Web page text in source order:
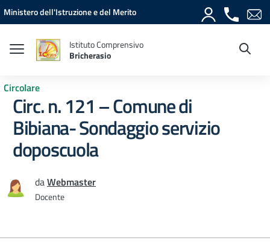
Vai ai contenuti
Vai al menu di navigazione
Vai al footer
Ministero dell'Istruzione e del Merito
Istituto Comprensivo
Bricherasio
Circolare
Circ. n. 121 – Comune di
Bibiana- Sondaggio servizio
doposcuola
daWebmaster
Docente